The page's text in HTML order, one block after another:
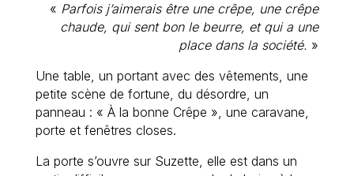
« Parfois j’aimerais être une crêpe, une crêpe
chaude, qui sent bon le beurre, et qui a une
place dans la société. »
Une table, un portant avec des vêtements, une
petite scène de fortune, du désordre, un
panneau : « À la bonne Crêpe », une caravane,
porte et fenêtres closes.
La porte s’ouvre sur Suzette, elle est dans un